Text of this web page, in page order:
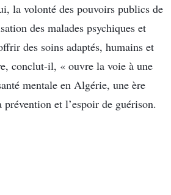
la volonté des pouvoirs publics de
des malades psychiques et
des soins adaptés, humains et
conclut-il, « ouvre la voie à une
mentale en Algérie, une ère
et l’espoir de guérison.